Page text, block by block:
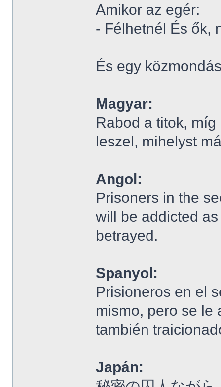
Amikor az egér:
- Félhetnél És ők,
És egy
Magyar:
Rabod a titok,
leszel, mihelyst
Angol:
Prisoners in the
will be addicted
betrayed.
Spanyol:
Prisioneros en el
mismo, pero se le
también
Japán: